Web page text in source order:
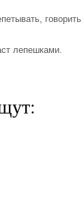
говорить
лепешками.